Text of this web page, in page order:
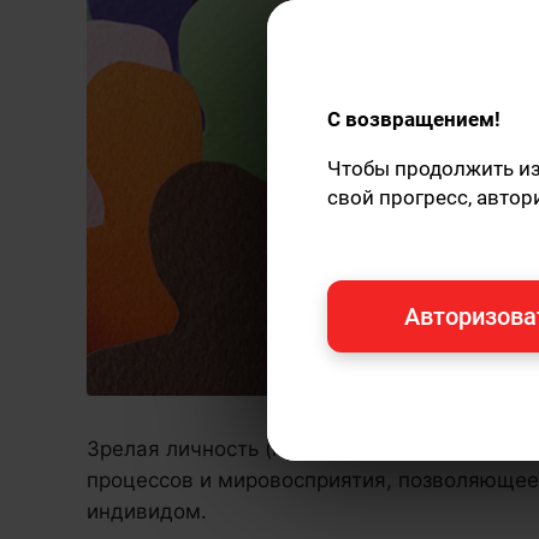
Зрелая личность (психологическая
процессов и мировосприятия,
индивидом.
С возвращением!
Чтобы продолжить
свой прогресс,